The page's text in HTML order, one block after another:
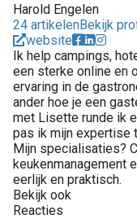
Harold Engelen
24 artikelenBekijk
website
Ik help campings,
een sterke online en
ervaring in de
ander hoe je een
met Lisette runde ik
pas ik mijn expertise
Mijn specialisaties?
keukenmanagement
eerlijk en praktisch.
Bekijk ook
Reacties